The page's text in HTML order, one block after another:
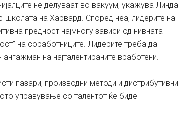
не делуваат во вакуум, укажува Линда
школата на Харвард. Според неа, лидерите на
предност најмногу зависи од нивната
на соработниците. Лидерите треба да
на најталентираните вработени.
пазари, производни методи и дистрибутивни
управување со талентот ќе биде